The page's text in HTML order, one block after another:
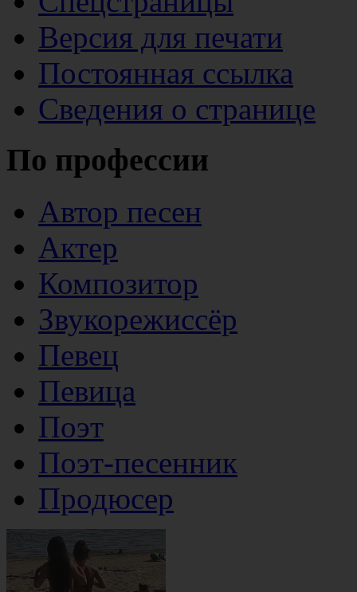
Версия для печати
Постоянная ссылка
Сведения о странице
По профессии
Автор песен
Актер
Композитор
Звукорежиссёр
Певец
Певица
Поэт
Поэт-песенник
Продюсер